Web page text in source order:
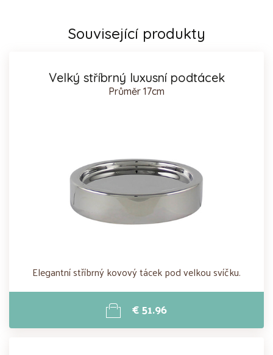
Související produkty
Velký stříbrný luxusní podtácek
Průměr 17cm
Elegantní stříbrný kovový tácek pod velkou svíčku.
€ 51.96